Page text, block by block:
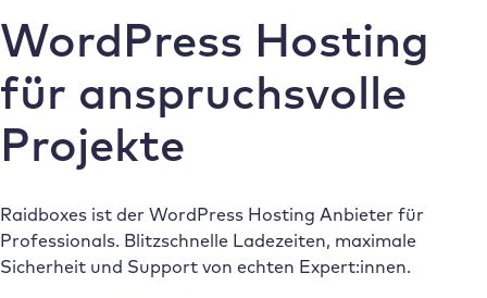
WordPress Hosting
für anspruchsvolle
Projekte
Raidboxes ist der WordPress Hosting Anbieter für
Professionals. Blitzschnelle Ladezeiten, maximale
Sicherheit und Support von echten Expert:innen.